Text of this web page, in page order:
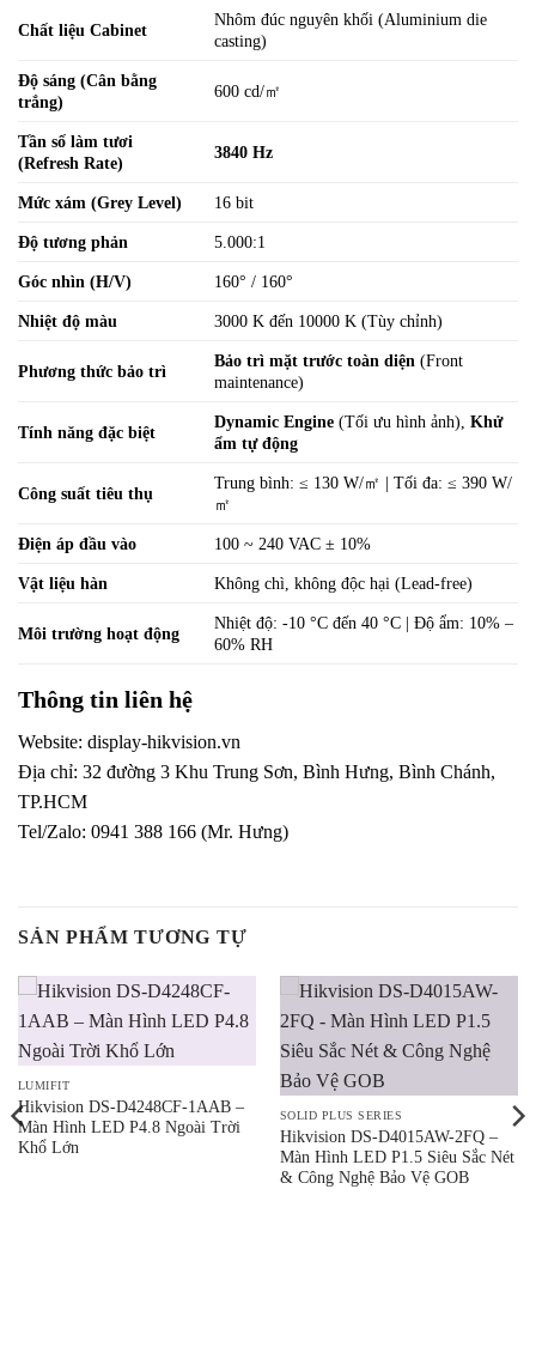
Chất liệu Cabinet
Nhôm đúc nguyên khối (Aluminium die
casting)
Độ sáng (Cân bằng
trắng)
600 cd/㎡
Tần số làm tươi
(Refresh Rate)
3840 Hz
Mức xám (Grey Level) 16 bit
Độ tương phản 5.000:1
Góc nhìn (H/V) 160° / 160°
Nhiệt độ màu 3000 K đến 10000 K (Tùy chỉnh)
Phương thức bảo trì
Bảo trì mặt trước toàn diện (Front
maintenance)
Tính năng đặc biệt
Dynamic Engine (Tối ưu hình ảnh),Khử
ẩm tự động
Công suất tiêu thụ
Trung bình: ≤ 130 W/㎡ | Tối đa: ≤ 390 W/
㎡
Điện áp đầu vào 100 ~ 240 VAC ± 10%
Vật liệu hàn Không chì, không độc hại (Lead-free)
Môi trường hoạt động
Nhiệt độ: -10 °C đến 40 °C | Độ ẩm: 10% –
60% RH
Thông tin liên hệ
Website: display-hikvision.vn
Địa chỉ: 32 đường 3 Khu Trung Sơn, Bình Hưng, Bình Chánh,
TP.HCM
Tel/Zalo: 0941 388 166 (Mr. Hưng)
SẢN PHẨM TƯƠNG TỰ
LUMIFIT
Hikvision DS-D4248CF-1AAB –
Màn Hình LED P4.8 Ngoài Trời
Khổ Lớn
SOLID PLUS SERIES
Hikvision DS-D4015AW-2FQ –
Màn Hình LED P1.5 Siêu Sắc Nét
& Công Nghệ Bảo Vệ GOB